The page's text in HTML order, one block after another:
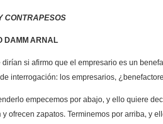
CONTRAPESOS
DAMM ARNAL
dirían si afirmo que el empresario es un
interrogación: los empresarios,
empecemos por abajo, y ello quiere
y ofrecen zapatos. Terminemos por arriba, y